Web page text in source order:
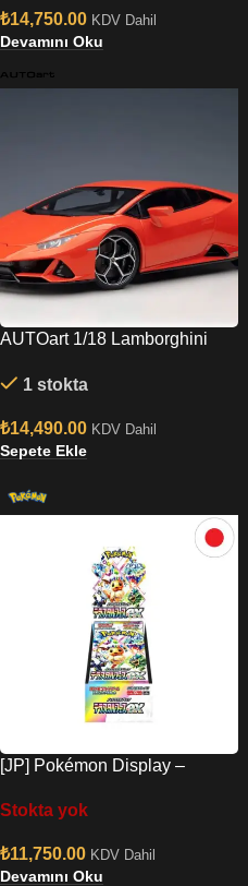
₺14,750.00 KDV Dahil
Devamını Oku
AUTOart 1/18 Lamborghini
792141 stokta
₺14,490.00 KDV Dahil
Sepete Ekle
[JP] Pokémon Display –
Stokta yok
₺11,750.00 KDV Dahil
Devamını Oku